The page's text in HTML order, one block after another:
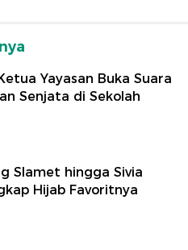
Yayasan Buka Suara
Senjata di Sekolah
Slamet hingga Sivia
Hijab Favoritnya